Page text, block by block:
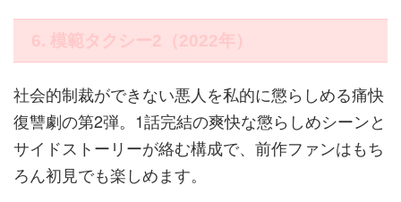
6. 模範タクシー2（2022年）
社会的制裁ができない悪人を私的に懲らしめる痛快
復讐劇の第2弾。1話完結の爽快な懲らしめシーンと
サイドストーリーが絡む構成で、前作ファンはもち
ろん初見でも楽しめます。